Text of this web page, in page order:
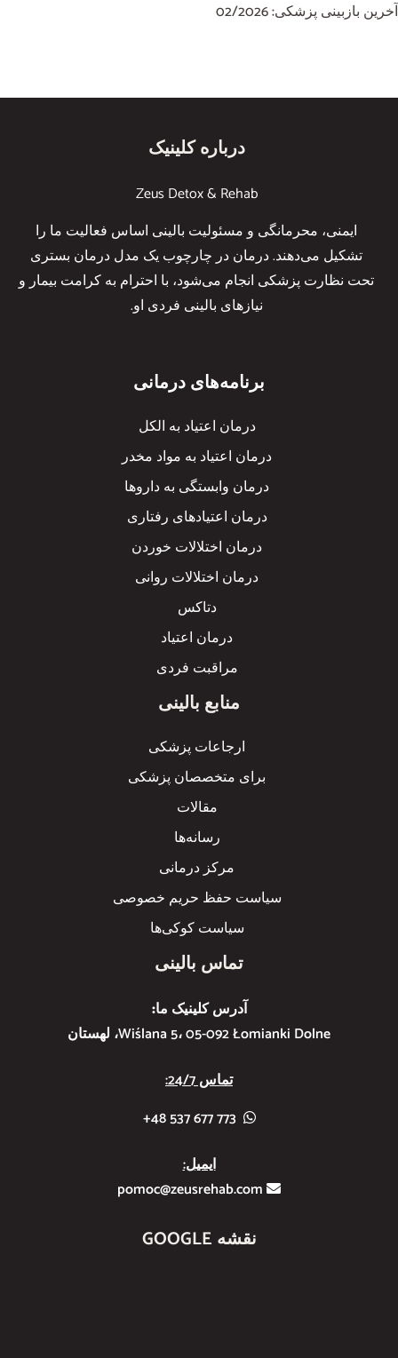
آخرین بازبینی پزشکی: 02/2026
درباره کلینیک
Zeus Detox & Rehab
ایمنی، محرمانگی و مسئولیت بالینی اساس فعالیت ما را
تشکیل می‌دهند. درمان در چارچوب یک مدل درمان بستری
تحت نظارت پزشکی انجام می‌شود، با احترام به کرامت بیمار و
نیازهای بالینی فردی او.
برنامه‌های درمانی
درمان اعتیاد به الکل
درمان اعتیاد به مواد مخدر
درمان وابستگی به داروها
درمان اعتیادهای رفتاری
درمان اختلالات خوردن
درمان اختلالات روانی
دتاکس
درمان اعتیاد
مراقبت فردی
منابع بالینی
ارجاعات پزشکی
برای متخصصان پزشکی
مقالات
رسانه‌ها
مرکز درمانی
سیاست حفظ حریم خصوصی
سیاست کوکی‌ها
تماس بالینی
آدرس کلینیک ما:
Wiślana 5، 05-092 Łomianki Dolne، لهستان
تماس 24/7:
773 677 537 48+
ایمیل:
نقشه GOOGLE